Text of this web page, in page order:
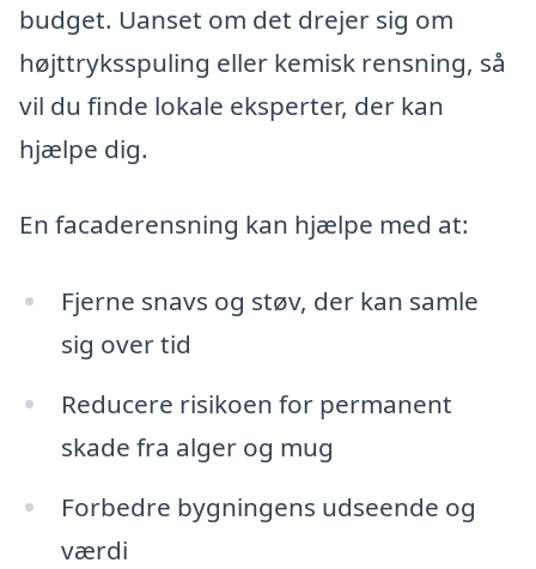
budget. Uanset om det drejer sig om
højttryksspuling eller kemisk rensning, så
vil du finde lokale eksperter, der kan
hjælpe dig.
En facaderensning kan hjælpe med at:
Fjerne snavs og støv, der kan samle
sig over tid
Reducere risikoen for permanent
skade fra alger og mug
Forbedre bygningens udseende og
værdi